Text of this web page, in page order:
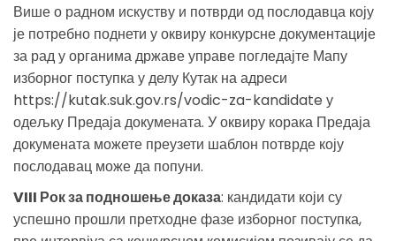
Више о радном искуству и потврди од послодавца коју
је потребно поднети у оквиру конкурсне документације
за рад у органима државе управе погледајте Мапу
изборног поступка у делу Кутак на адреси
https://kutak.suk.gov.rs/vodic-za-kandidate у
одељку Предаја докумената. У оквиру корака Предаја
докумената можете преузети шаблон потврде коју
послодавац може да попуни.
VIII Рок за подношење доказа: кандидати који су
успешно прошли претходне фазе изборног поступка,